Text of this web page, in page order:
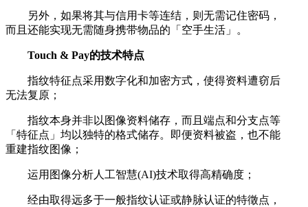
另外，如果将其与信用卡等连结，则无需记住密码，
而且还能实现无需随身携带物品的「空手生活」。
Touch & Pay的技术特点
指纹特征点采用数字化和加密方式，使得资料遭窃后
无法复原；
指纹本身并非以图像资料储存，而且端点和分支点等
「特征点」均以独特的格式储存。即便资料被盗，也不能
重建指纹图像；
运用图像分析人工智慧(AI)技术取得高精确度；
经由取得远多于一般指纹认证或静脉认证的特徵点，